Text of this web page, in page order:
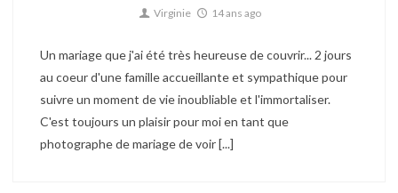
Virginie 14 ans ago
Un mariage que j'ai été très heureuse de couvrir... 2 jours
au coeur d'une famille accueillante et sympathique pour
suivre un moment de vie inoubliable et l'immortaliser.
C'est toujours un plaisir pour moi en tant que
photographe de mariage de voir [...]